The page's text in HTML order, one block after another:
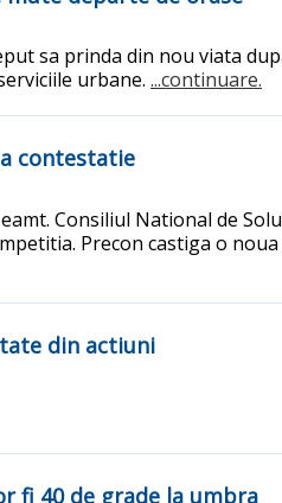
sa prinda din nou viata
urbane. ...continuare.
contestatie
Consiliul National de
Precon castiga o
din actiuni
fi 40 de grade la umbra